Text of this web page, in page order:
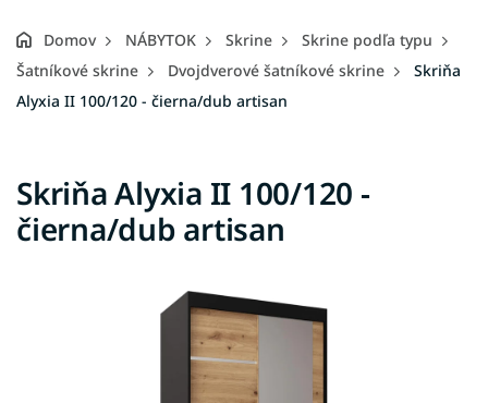
Domov NÁBYTOK Skrine
Skrine podľa typu
Šatníkové skrine
Dvojdverové šatníkové skrine
Skriňa
Alyxia II 100/120 - čierna/dub artisan
Skriňa Alyxia II 100/120 -
čierna/dub artisan